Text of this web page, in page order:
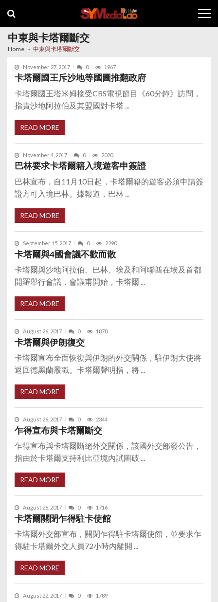
navigation
content
中東與卡塔爾斷交
Home 中東與卡塔爾斷交
November 27, 2017 0 1967
卡塔爾國王斥沙地等國圖推翻政府
卡塔爾國王塔米姆接受CBS電視節目《60分鐘》訪問，
指責沙地阿拉伯及其盟國對卡塔 ...
READ MORE
November 4, 2017 0 2020
巴林要求卡塔爾籍入境遊客申簽證
巴林宣布，自11月10日起，卡塔爾籍的遊客必須申請簽
證方可入境巴林。據報道，巴林 ...
READ MORE
September 15, 2017 0 2290
卡塔爾與4國會議不歡而散
卡塔爾與沙地阿拉伯、巴林、埃及和阿聯酋在埃及首都
開羅舉行會議，會議甫開始，卡塔爾 ...
READ MORE
August 26, 2017 0 1870
卡塔爾與伊朗復交
卡塔爾宣布全面恢復與伊朗的外交關係，駐伊朗大使將
返回德黑蘭履職。卡塔爾聲明指，將 ...
READ MORE
August 26, 2017 0 2344
乍得宣布與卡塔爾斷交
乍得宣布與卡塔爾斷絕外交關係，該國外交部發公告，
指由於卡塔爾支持利比亞境內試圖破 ...
READ MORE
August 26, 2017 0 1716
卡塔爾關閉乍得駐卡使館
卡塔爾外交部宣布，關閉乍得駐卡塔爾使館，並要求乍
得駐卡塔爾外交人員72小時內離開 ...
READ MORE
August 22, 2017 0 1789